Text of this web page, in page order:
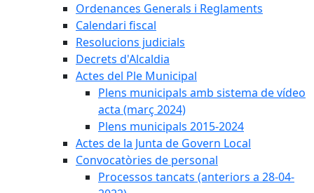
Ordenances Generals i Reglaments
Calendari fiscal
Resolucions judicials
Decrets d'Alcaldia
Actes del Ple Municipal
Plens municipals amb sistema de vídeo
acta (març 2024)
Plens municipals 2015-2024
Actes de la Junta de Govern Local
Convocatòries de personal
Processos tancats (anteriors a 28-04-